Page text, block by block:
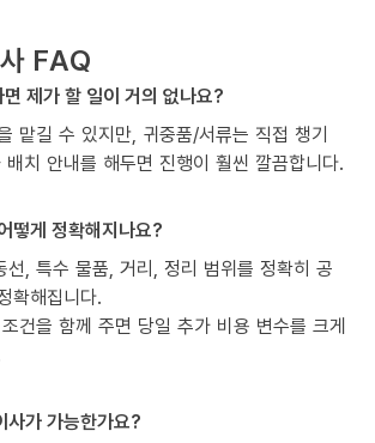
FAQ
제가 할 일이 거의 없나요?
맡길 수 있지만, 귀중품/서류는 직접 챙기
치 안내를 해두면 진행이 훨씬 깔끔합니다.
떻게 정확해지나요?
, 특수 물품, 거리, 정리 범위를 정확히 공
확해집니다.
건을 함께 주면 당일 추가 비용 변수를 크게
가 가능한가요?